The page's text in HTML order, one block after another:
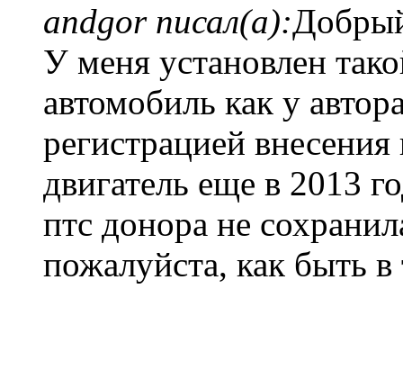
andgor писал(а):
У меня установлен
автомобиль как у
регистрацией
двигатель еще в 2013
птс донора не
пожалуйста, как быть в